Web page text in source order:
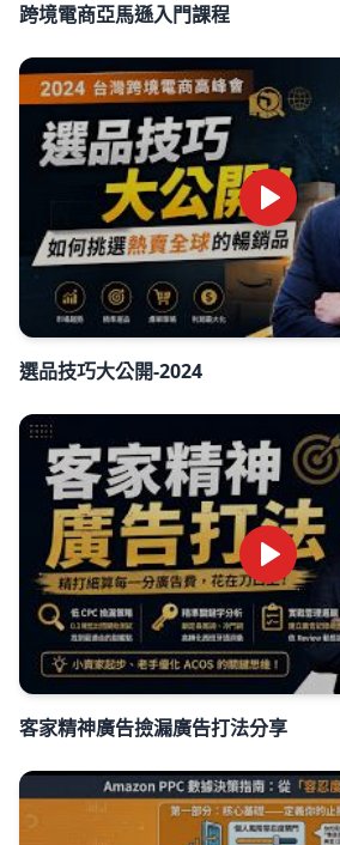
跨境電商亞馬遜入門課程
選品技巧大公開-2024
客家精神廣告撿漏廣告打法分享